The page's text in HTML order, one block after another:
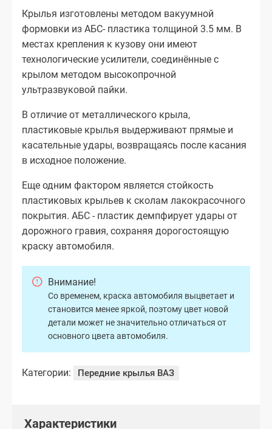
Крылья изготовлены методом вакуумной
формовки из АБС- пластика толщиной 3.5 мм. В
местах крепления к кузову они имеют
технологические усилители, соединённые с
крылом методом высокопрочной
ультразвуковой пайки.
В отличие от металлического крыла,
пластиковые крылья выдерживают прямые и
касательные удары, возвращаясь после касания
в исходное положение.
Еще одним фактором является стойкость
пластиковых крыльев к сколам лакокрасочного
покрытия. АБС - пластик демпфирует удары от
дорожного гравия, сохраняя дорогостоящую
краску автомобиля.
Внимание!
Со временем, краска автомобиля выцветает и
становится менее яркой, поэтому цвет новой
детали может не значительно отличаться от
основного цвета автомобиля.
Категории: Передние крылья ВАЗ
Характеристики